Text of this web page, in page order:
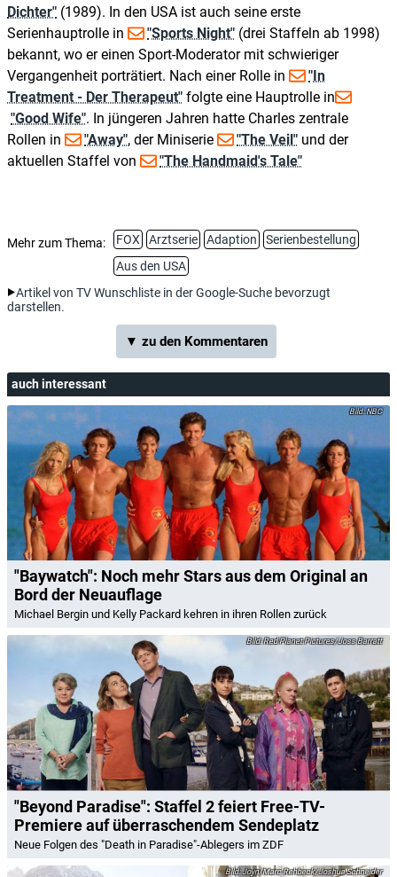
Dichter" (1989). In den USA ist auch seine erste
Serienhauptrolle in
"Sports Night" (drei Staffeln ab 1998)
bekannt, wo er einen Sport-Moderator mit schwieriger
Vergangenheit porträtiert. Nach einer Rolle in
"In
Treatment - Der Therapeut" folgte eine Hauptrolle in
"Good Wife". In jüngeren Jahren hatte Charles zentrale
Rollen in
"Away", der Miniserie "The Veil" und der
aktuellen Staffel von
"The Handmaid's Tale"
Mehr zum Thema: FOX Arztserie Adaption
Serienbestellung
Aus den USA
Artikel von TV Wunschliste in der Google-Suche bevorzugt
darstellen.
▼ zu den Kommentaren
auch interessant
NBC
"Baywatch": Noch mehr Stars aus dem Original an
Bord der Neuauflage
Michael Bergin und Kelly Packard kehren in ihren Rollen zurück
Red Planet Pictures/Joss Barratt
"Beyond Paradise": Staffel 2 feiert Free-TV-
Premiere auf überraschendem Sendeplatz
Neue Folgen des "Death in Paradise"-Ablegers im ZDF
Joyn/Marc Rehbeck/Joshua Schneider